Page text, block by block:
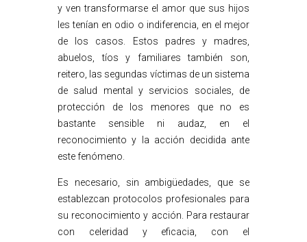
y ven transformarse el amor que sus hijos
les tenían en odio o indiferencia, en el mejor
de los casos. Estos padres y madres,
abuelos, tíos y familiares también son,
reitero, las segundas víctimas de un sistema
de salud mental y servicios sociales, de
protección de los menores que no es
bastante sensible ni audaz, en el
reconocimiento y la acción decidida ante
este fenómeno.
Es necesario, sin ambigüedades, que se
establezcan protocolos profesionales para
su reconocimiento y acción. Para restaurar
con celeridad y eficacia, con el